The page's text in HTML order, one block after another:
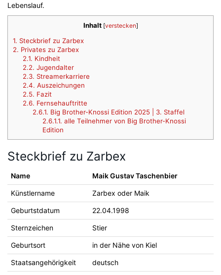
Lebenslauf.
Inhalt [verstecken]
1. Steckbrief zu Zarbex
2. Privates zu Zarbex
2.1. Kindheit
2.2. Jugendalter
2.3. Streamerkarriere
2.4. Auszeichungen
2.5. Fazit
2.6. Fernsehauftritte
2.6.1. Big Brother-Knossi Edition 2025 | 3. Staffel
2.6.1.1. alle Teilnehmer von Big Brother-Knossi
Edition
Steckbrief zu Zarbex
Name Maik Gustav Taschenbier
Künstlername Zarbex oder Maik
Geburtstdatum 22.04.1998
Sternzeichen Stier
Geburtsort in der Nähe von Kiel
Staatsangehörigkeit deutsch